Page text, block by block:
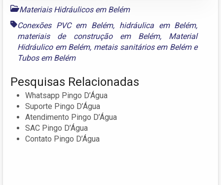
Materiais Hidráulicos em Belém
Conexões PVC em Belém, hidráulica em Belém,
materiais de construção em Belém, Material
Hidráulico em Belém, metais sanitários em Beléme
Tubos em Belém
Pesquisas Relacionadas
Whatsapp Pingo D’Água
Suporte Pingo D’Água
Atendimento Pingo D’Água
SAC Pingo D’Água
Contato Pingo D’Água